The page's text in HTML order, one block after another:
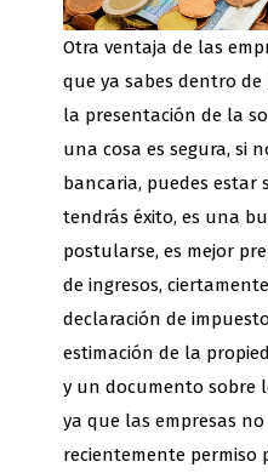
Otra ventaja de las
que ya sabes dentro
la presentación de la
una cosa es segura, si
bancaria, puedes estar
tendrás éxito, es una
postularse, es mejor
de ingresos,
declaración de
estimación de la
y un documento sobre
ya que las empresas
recientemente